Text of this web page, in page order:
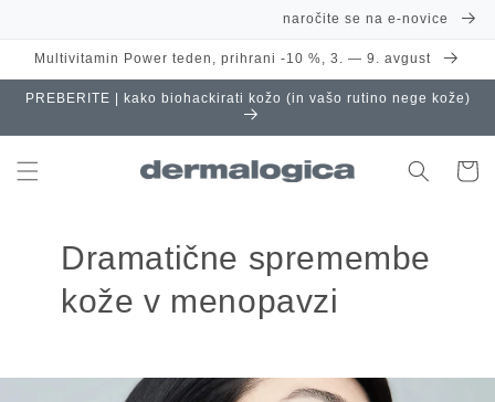
naročite se na e-novice
Multivitamin Power teden, prihrani -10 %, 3. — 9. avgust
PREBERITE | kako biohackirati kožo (in vašo rutino nege kože)
Dramatične spremembe
kože v menopavzi